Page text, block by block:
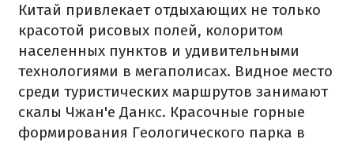
Китай привлекает отдыхающих не только
красотой рисовых полей, колоритом
населенных пунктов и удивительными
технологиями в мегаполисах. Видное место
среди туристических маршрутов занимают
скалы Чжан'е Данкс. Красочные горные
формирования Геологического парка в